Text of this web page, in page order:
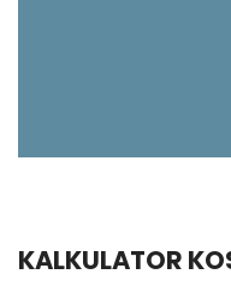
KALKULATOR